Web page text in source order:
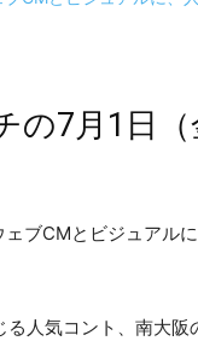
の7月1日
人気コント、南大